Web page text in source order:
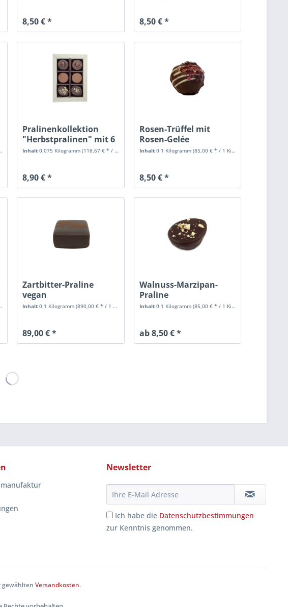
8,50 € * 8,50 € *
Pralinenkollektion
"Herbstpralinen" mit 6
Pralinen
Inhalt0.075 Kilogramm(118,67 € * / 1 Kilogramm)
8,90 € *
Rosen-Trüffel mit
Rosen-Gelée
Inhalt 0.1 Kilogramm (85,00 € * / 1 Kilogramm)
8,50 € *
Zartbitter-Praline
vegan
Inhalt0.1 Kilogramm(890,00 € * / 1 Kilogramm)
89,00 € *
Walnuss-Marzipan-
Praline
Inhalt 0.1 Kilogramm (85,00 € * / 1 Kilogramm)
ab 8,50 € *
Newsletter
Ich habe die Datenschutzbestimmungen
zur Kenntnis genommen.
gewählten Versandkosten.